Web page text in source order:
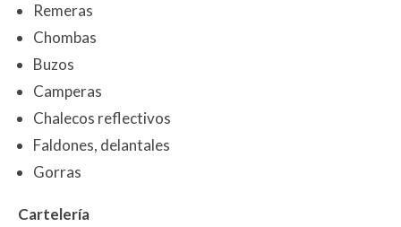
Remeras
Chombas
Buzos
Camperas
Chalecos reflectivos
Faldones, delantales
Gorras
Cartelería